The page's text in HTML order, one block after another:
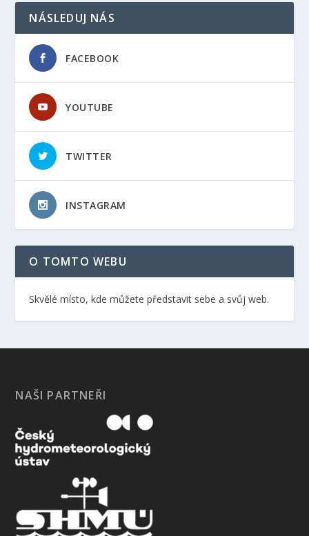
NÁSLEDUJ NÁS
FACEBOOK
YOUTUBE
TWITTER
INSTAGRAM
O TOMTO WEBU
Skvělé místo, kde můžete představit sebe a svůj web.
NAŠI PARTNEŘI